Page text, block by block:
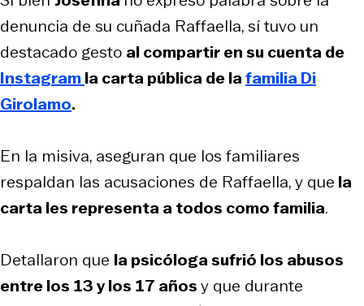
denuncia de su cuñada Raffaella, sí tuvo un
destacado gesto al compartir en su cuenta de
Instagramla carta pública de lafamilia Di
Girolamo.
En la misiva, aseguran que los familiares
respaldan las acusaciones de Raffaella, y que la
carta les representa a todos como familia.
Detallaron que la psicóloga sufrió los abusos
entre los 13 y los 17 añosy que durante